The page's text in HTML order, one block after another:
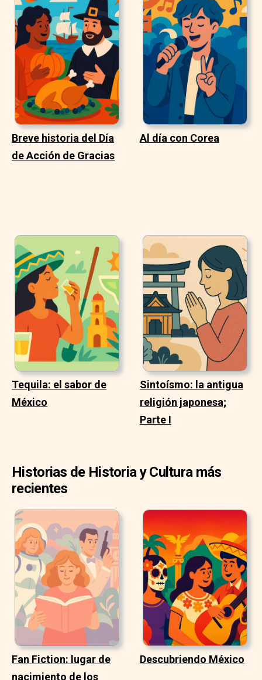
Breve historia del Día
de Acción de Gracias
Al día con Corea
Tequila: el sabor de
México
Sintoísmo: la antigua
religión japonesa;
Parte I
Historias de Historia y Cultura más
recientes
Fan Fiction: lugar de
nacimiento de los
Descubriendo México